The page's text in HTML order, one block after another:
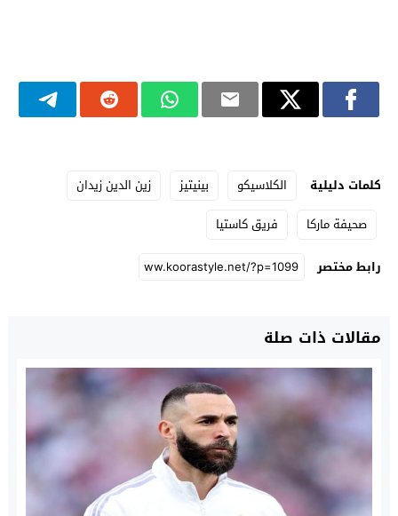
كلمات دليلية الكلاسيكو بينيتيز
زين الدين زيدان
صحيفة ماركا
فريق كاستيا
رابط مختصر
مقالات ذات صلة